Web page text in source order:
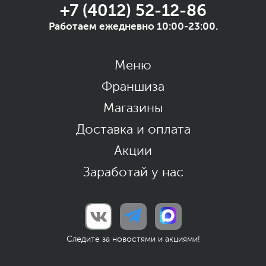
+7 (4012) 52-12-86
Работаем ежедневно 10:00-23:00.
Меню
Франшиза
Магазины
Доставка и оплата
Акции
Заработай у нас
Следите за новостями и акциями!